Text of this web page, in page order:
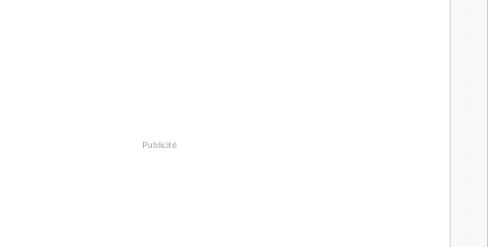
Publicité